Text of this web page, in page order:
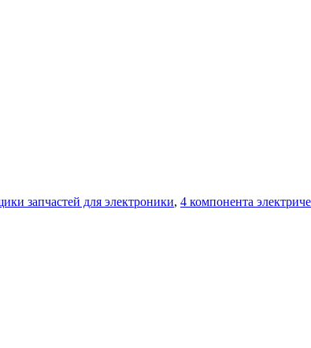
запчастей для электроники, 4 компонента